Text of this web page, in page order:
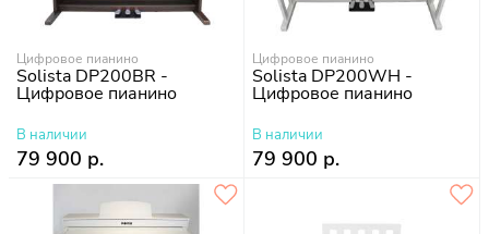
Цифровое пианино
Solista DP200BR -
Цифровое пианино
В наличии
79 900 р.
Цифровое пианино
Solista DP200WH -
Цифровое пианино
В наличии
79 900 р.